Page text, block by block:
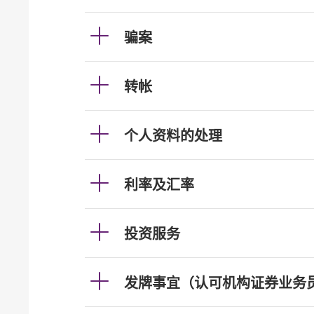
骗案
转帐
个人资料的处理
利率及汇率
投资服务
发牌事宜（认可机构证券业务